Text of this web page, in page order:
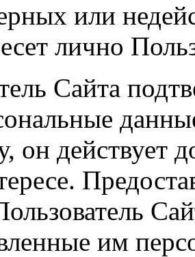
или
лично
Сайта
он действует
им